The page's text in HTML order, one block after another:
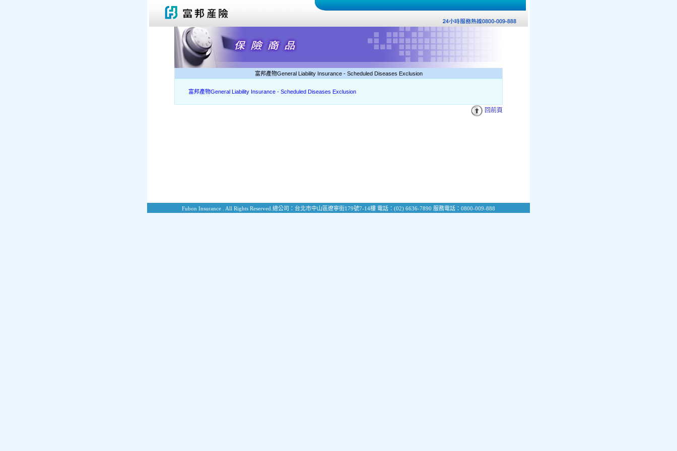
富邦產物General Liability Insurance - Scheduled Diseases Exclusion
富邦產物General Liability Insurance - Scheduled Diseases Exclusion
回前頁
Fubon Insurance . All Rights Reserved. 總公司：台北市中山區遼寧街179號7-14樓 電話：(02) 6636-7890 服務電話：0800-009-888